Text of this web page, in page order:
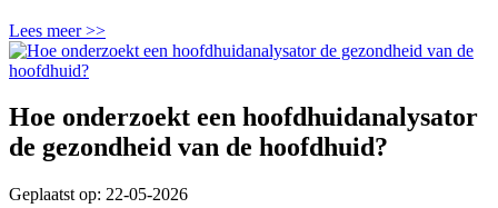
Lees meer >>
Hoe onderzoekt een hoofdhuidanalysator
de gezondheid van de hoofdhuid?
Geplaatst op: 22-05-2026